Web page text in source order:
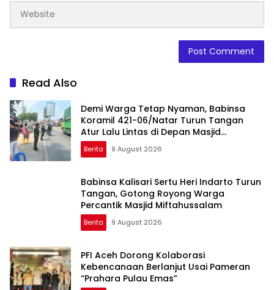
Read Also
Demi Warga Tetap Nyaman, Babinsa
Koramil 421-06/Natar Turun Tangan
Atur Lalu Lintas di Depan Masjid
Baiturrohim
Berita 9 August 2026
Babinsa Kalisari Sertu Heri Indarto Turun
Tangan, Gotong Royong Warga
Percantik Masjid Miftahussalam
Berita 9 August 2026
PFI Aceh Dorong Kolaborasi
Kebencanaan Berlanjut Usai Pameran
“Prahara Pulau Emas”